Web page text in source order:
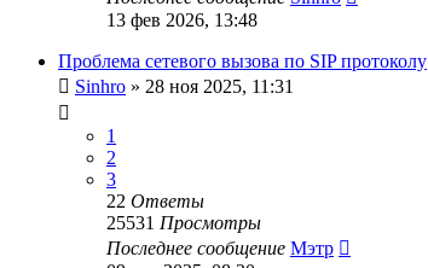
13 фев 2026, 13:48
Проблема сетевого вызова по SIP протоколу
Sinhro » 28 ноя 2025, 11:31
1
2
3
22 Ответы
25531 Просмотры
Последнее сообщение Мэтр